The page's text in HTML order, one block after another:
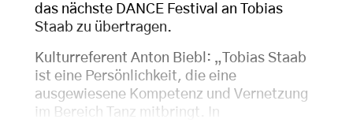
das nächste DANCE Festival an Tobias
Staab zu übertragen.
Kulturreferent Anton Biebl: „Tobias Staab
ist eine Persönlichkeit, die eine
ausgewiesene Kompetenz und Vernetzung
im Bereich Tanz mitbringt. In